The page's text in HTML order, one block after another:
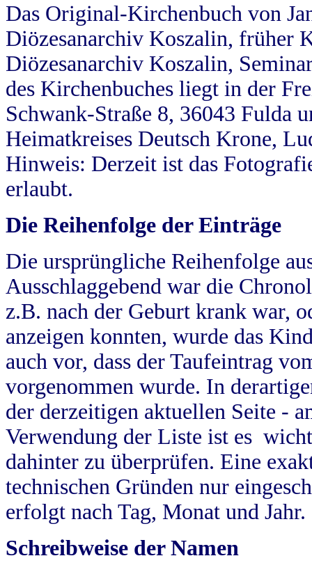
Das Original-Kirchenbuch von
Diözesanarchiv Koszalin, früher
Diözesanarchiv Koszalin,
des Kirchenbuches liegt in der
Schwank-Straße 8, 36043 Fulda
Heimatkreises Deutsch Krone,
Hinweis: Derzeit ist das
erlaubt.
Die Reihenfolge der Einträge
Die ursprüngliche Reihenfolge
Ausschlaggebend war die
z.B. nach der Geburt krank war,
anzeigen konnten, wurde das
auch vor, dass der Taufeintrag
vorgenommen wurde. In
der derzeitigen aktuellen Seite -
Verwendung der Liste ist es
dahinter zu überprüfen. Eine
technischen Gründen nur
erfolgt nach Tag, Monat und Jahr.
Schreibweise der Namen